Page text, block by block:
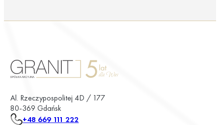
Al. Rzeczypospolitej 4D / 177
80-369 Gdańsk
+48 669 111 222